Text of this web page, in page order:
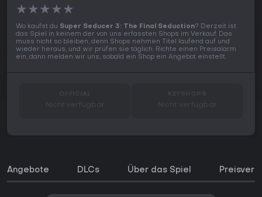
★★★★★
Wo kaufst du Super Seducer 3: The Final Seduction? Derzeit ist
das Spiel in keinem der von uns erfassten Shops im Verkauf. Das
muss nicht so bleiben, denn Shops nehmen Titel laufend auf und
wieder heraus, und wir prüfen sie täglich. Richte einen Preisalarm
ein, dann melden wir uns, sobald ein Shop ein Angebot einstellt.
Nicht verfügbar Nicht verfügbar
Angebote DLCs Über das Spiel